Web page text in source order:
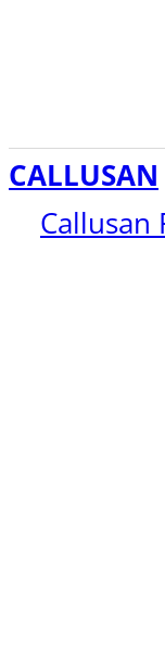
CALLUSAN